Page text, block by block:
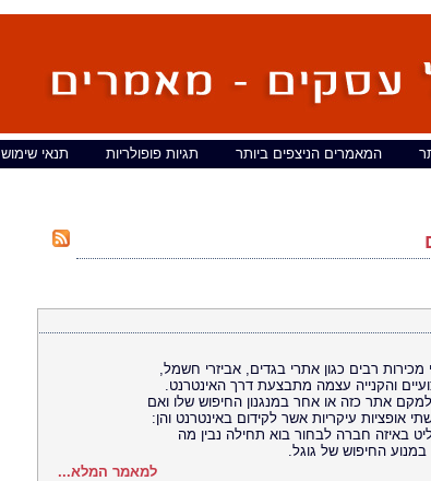
המאמרים הניצפים ביותר תגיות פופולריות תנאי שימוש
מכירות רבים כגון אתרי בגדים, אביזרי חשמל,
והקנייה עצמה מתבצעת דרך האינטרנט.
אתר כזה או אחר במנגנון החיפוש שלו ואם
אופציות עיקריות אשר לקידום באינטרנט והן:
באיזה חברה לבחור בוא תחילה נבין מה
במנוע החיפוש של גוגל.
למאמר המלא...